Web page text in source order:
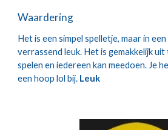
Waardering
Het is een simpel spelletje, maar in
verrassend leuk. Het is gemakkelijk
spelen en iedereen kan meedoen. Je
een hoop lol bij. Leuk